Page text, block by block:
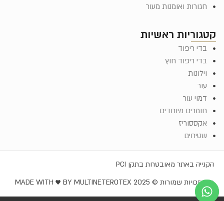
קטגוריות ראשיות
בדי ריפוד
בדי ריפוד חוץ
וילונות
עור
דמוי עור
חומרים מיוחדים
אקססוריז
שטיחים
חגורות ואומנות מעור
הקנייה באתר מאובטחת בתקן PCI
כל הזכויות שמורות © EROTEX 2025
MADE WITH ♥️ BY MULTINET